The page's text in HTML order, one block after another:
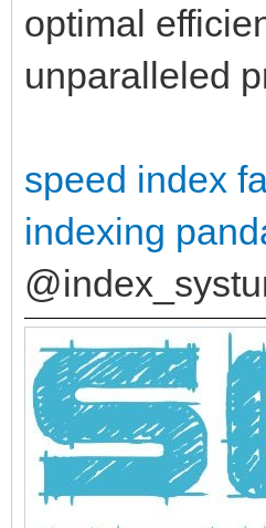
optimal
unparalleled
speed index
indexing